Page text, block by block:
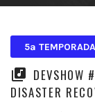
5ª TEMPORADA
DEVSHOW
DISASTER